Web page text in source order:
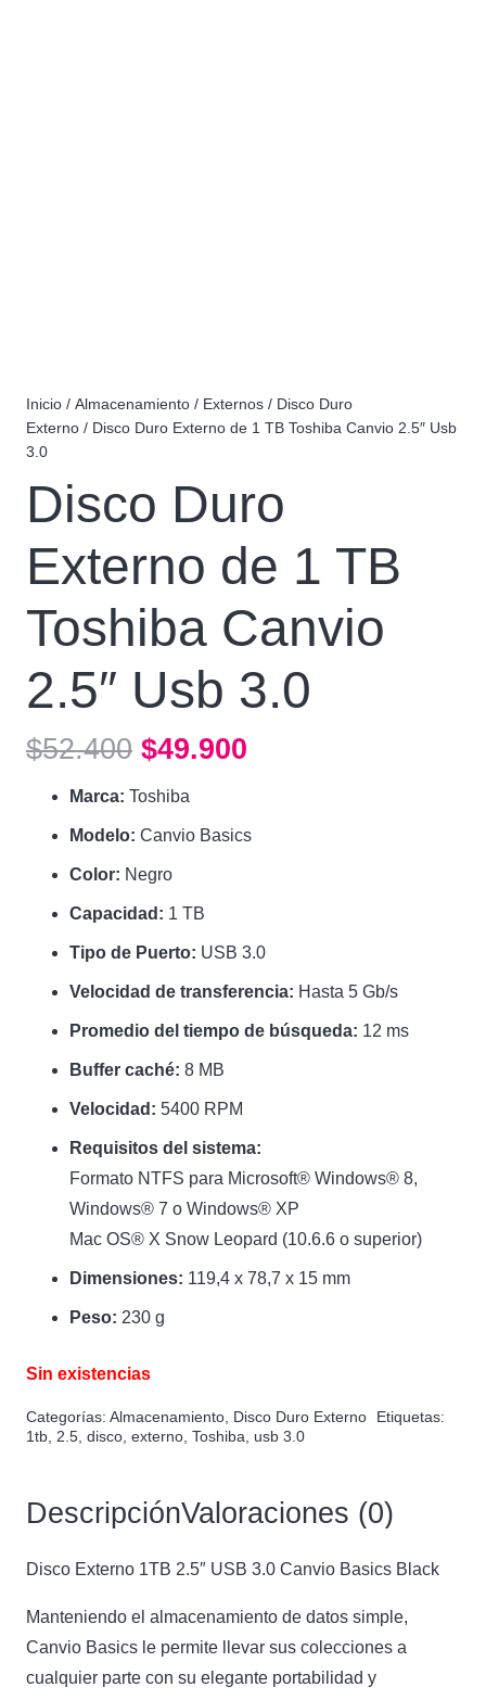
Inicio / Almacenamiento / Externos / Disco Duro
Externo / Disco Duro Externo de 1 TB Toshiba Canvio 2.5″ Usb
3.0
Disco Duro
Externo de 1 TB
Toshiba Canvio
2.5″ Usb 3.0
$52.400 El
original
era:
$52.400.
$49.900
es:
Marca: Toshiba
Modelo: Canvio Basics
Color: Negro
Capacidad: 1 TB
Tipo de Puerto: USB 3.0
Velocidad de transferencia: Hasta 5 Gb/s
Promedio del tiempo de búsqueda: 12 ms
Buffer caché: 8 MB
Velocidad: 5400 RPM
Requisitos del sistema:
Formato NTFS para Microsoft® Windows® 8,
Windows® 7 o Windows® XP
Mac OS® X Snow Leopard (10.6.6 o superior)
Dimensiones: 119,4 x 78,7 x 15 mm
Peso: 230 g
Sin existencias
Categorías: Almacenamiento Disco Duro Externo
Etiquetas:
1tb 2.5 disco externo Toshiba usb 3.0
DescripciónValoraciones (0)
Disco Externo 1TB 2.5″ USB 3.0 Canvio Basics Black
Manteniendo el almacenamiento de datos simple,
Canvio Basics le permite llevar sus colecciones a
cualquier parte con su elegante portabilidad y